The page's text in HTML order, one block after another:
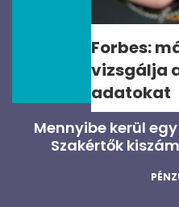
Forbes:
vizsgálja
adatokat
Mennyibe kerül
Szakértők